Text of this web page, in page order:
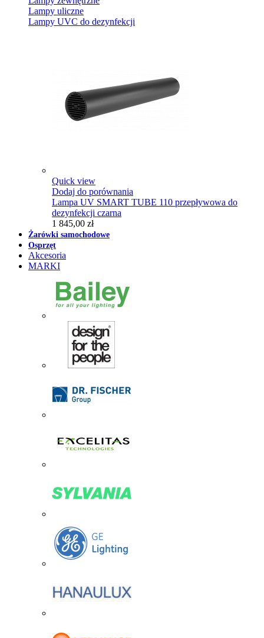
Lampy uliczne
Lampy UVC do dezynfekcji
Quick view
Dodaj do porównania
Lampa UV SMART TUBE 110 przepływowa do
dezynfekcji czarna
1 845,00 zł
Żarówki samochodowe
Osprzęt
Akcesoria
MARKI